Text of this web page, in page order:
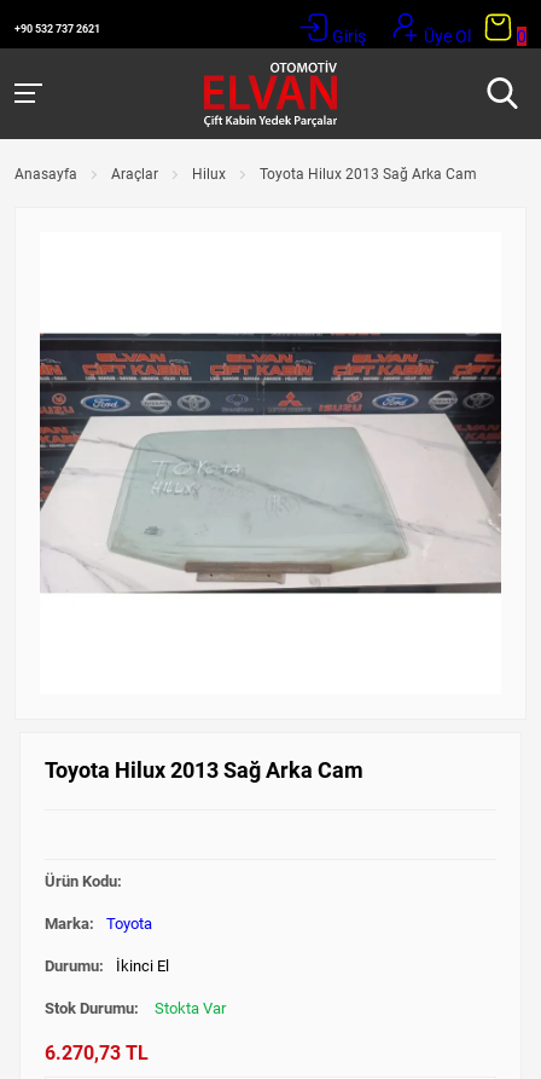
+90 532 737 2621 Giriş Üye Ol 0
Anasayfa Araçlar Hilux Toyota Hilux 2013 Sağ Arka Cam
Toyota Hilux 2013 Sağ Arka Cam
Ürün Kodu:
Marka: Toyota
Durumu: İkinci El
Stok Durumu: Stokta Var
6.270,73 TL